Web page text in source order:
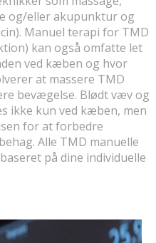
og/eller akupunktur og
Manuel terapi for TMD
kan også omfatte let
ved kæben og hvor
at massere TMD
bevægelse. Blødt væv og
ikke kun ved kæben, men
for at forbedre
Alle TMD manuelle
på dine individuelle